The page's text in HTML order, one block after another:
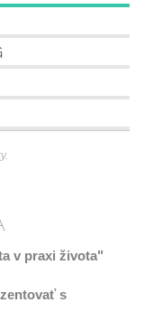
v praxi života"
s